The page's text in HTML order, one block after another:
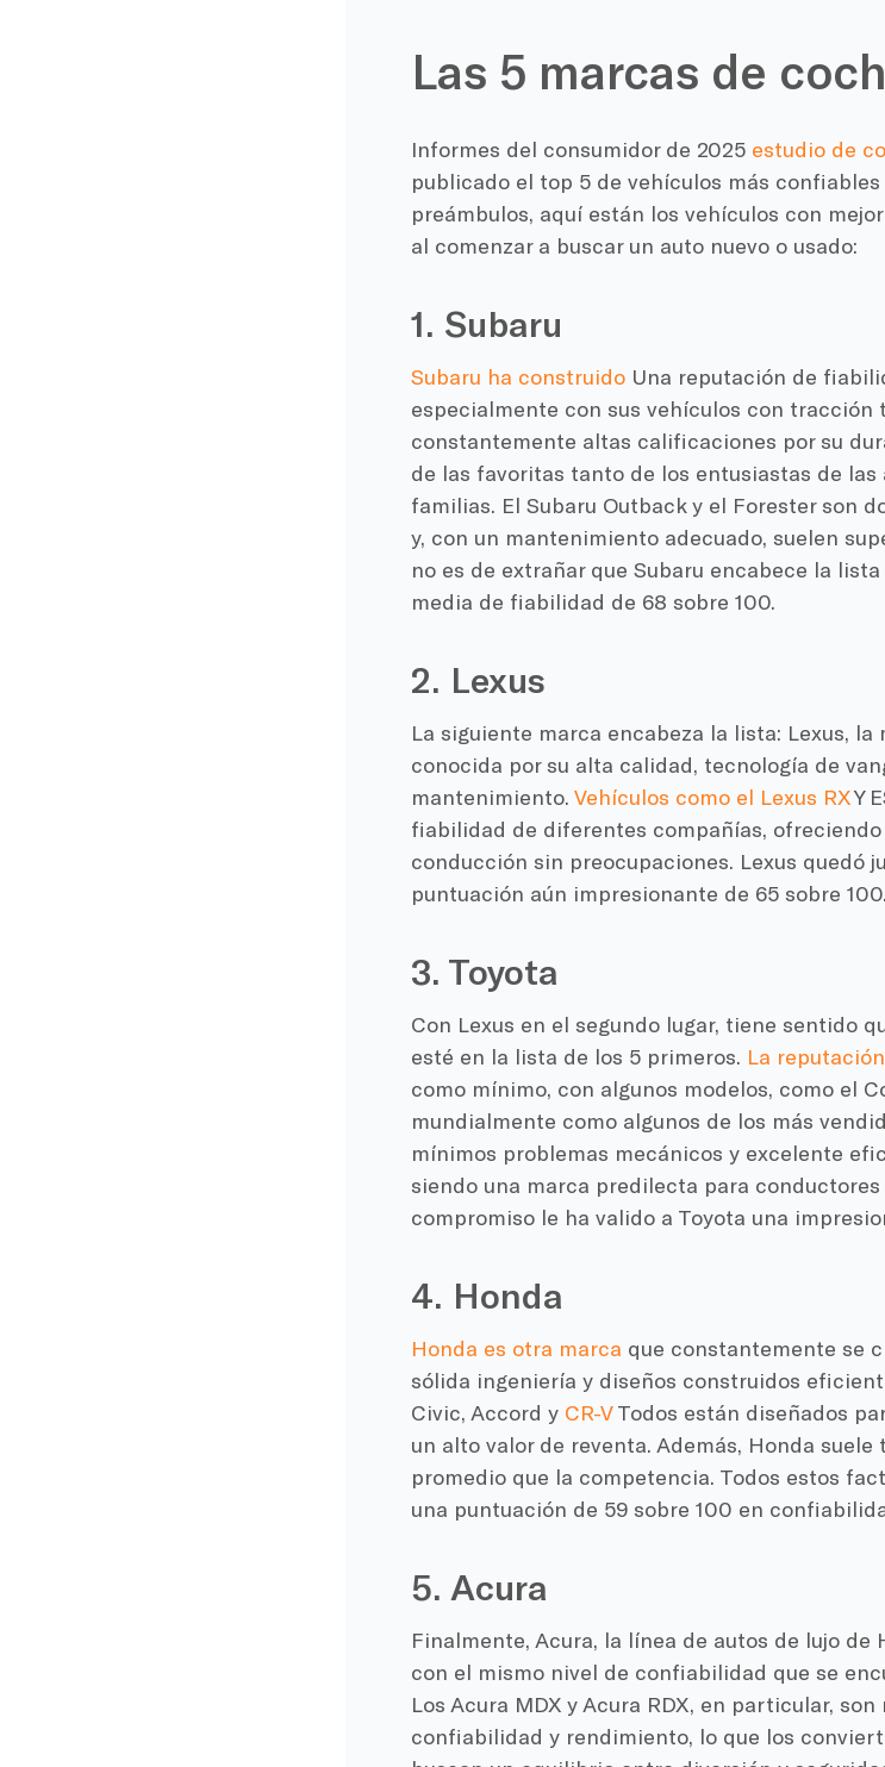
Las 5 marcas de
Informes del consumidor de 2025 estudio de
publicado el top 5 de vehículos más
preámbulos, aquí están los vehículos con
al comenzar a buscar un auto nuevo o usado:
1. Subaru
Subaru ha construidoUna reputación de
especialmente con sus vehículos con tracción
constantemente altas calificaciones por su
de las favoritas tanto de los entusiastas de
familias. El Subaru Outback y el Forester son
y, con un mantenimiento adecuado, suelen
no es de extrañar que Subaru encabece la
media de fiabilidad de 68 sobre 100.
2. Lexus
La siguiente marca encabeza la lista: Lexus,
conocida por su alta calidad, tecnología de
mantenimiento. Vehículos como el Lexus RXY
fiabilidad de diferentes compañías,
conducción sin preocupaciones. Lexus quedó
puntuación aún impresionante de 65 sobre 100.
3. Toyota
Con Lexus en el segundo lugar, tiene sentido
esté en la lista de los 5 primeros. La
como mínimo, con algunos modelos, como el
mundialmente como algunos de los más
mínimos problemas mecánicos y excelente
siendo una marca predilecta para
compromiso le ha valido a Toyota una
4. Honda
Honda es otra marca que constantemente se
sólida ingeniería y diseños construidos
Civic, Accord y CR-VTodos están diseñados
un alto valor de reventa. Además, Honda
promedio que la competencia. Todos estos
una puntuación de 59 sobre 100 en
5. Acura
Finalmente, Acura, la línea de autos de lujo
con el mismo nivel de confiabilidad que se
Los Acura MDX y Acura RDX, en particular,
confiabilidad y rendimiento, lo que los